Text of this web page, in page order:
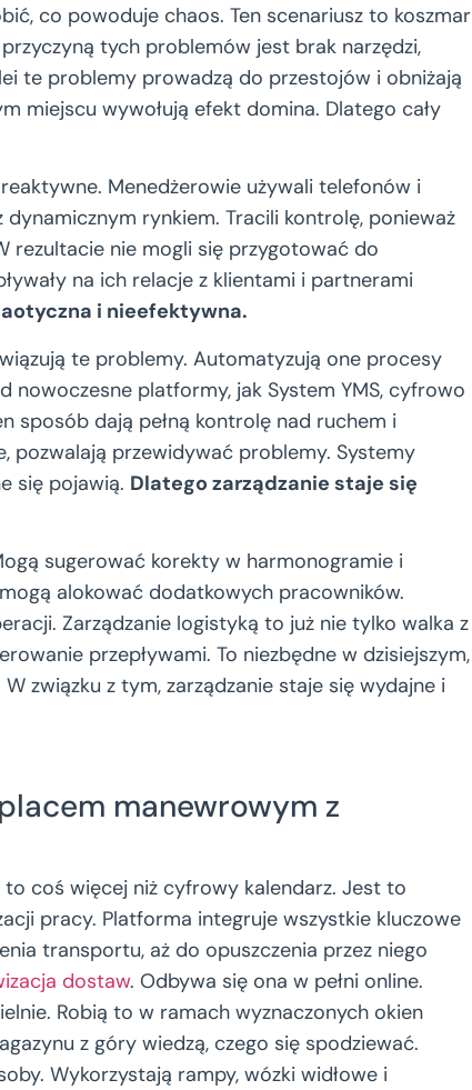
co powoduje chaos. Ten scenariusz to koszmar
tych problemów jest brak narzędzi,
te problemy prowadzą do przestojów i obniżają
miejscu wywołują efekt domina. Dlatego cały
Menedżerowie używali telefonów i
rynkiem. Tracili kontrolę, ponieważ
rezultacie nie mogli się przygotować do
na ich relacje z klientami i partnerami
i nieefektywna.
te problemy. Automatyzują one procesy
nowoczesne platformy, jak System YMS, cyfrowo
sposób dają pełną kontrolę nad ruchem i
pozwalają przewidywać problemy. Systemy
się pojawią. Dlatego zarządzanie staje się
sugerować korekty w harmonogramie i
alokować dodatkowych pracowników.
Zarządzanie logistyką to już nie tylko walka z
przepływami. To niezbędne w dzisiejszym,
związku z tym, zarządzanie staje się wydajne i
manewrowym z
coś więcej niż cyfrowy kalendarz. Jest to
pracy. Platforma integruje wszystkie kluczowe
transportu, aż do opuszczenia przez niego
dostaw. Odbywa się ona w pełni online.
Robią to w ramach wyznaczonych okien
z góry wiedzą, czego się spodziewać.
Wykorzystają rampy, wózki widłowe i